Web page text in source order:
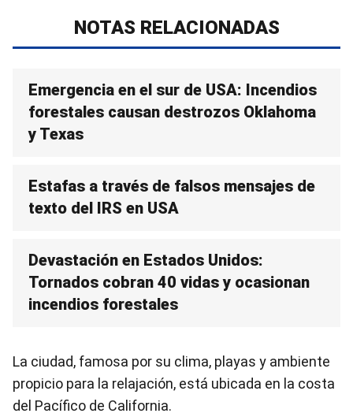
NOTAS RELACIONADAS
Emergencia en el sur de USA: Incendios
forestales causan destrozos Oklahoma
y Texas
Estafas a través de falsos mensajes de
texto del IRS en USA
Devastación en Estados Unidos:
Tornados cobran 40 vidas y ocasionan
incendios forestales
La ciudad, famosa por su clima, playas y ambiente
propicio para la relajación, está ubicada en la costa
del Pacífico de California.